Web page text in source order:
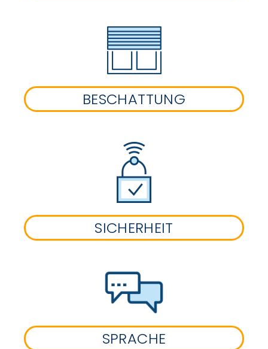
BESCHATTUNG
SICHERHEIT
SPRACHE